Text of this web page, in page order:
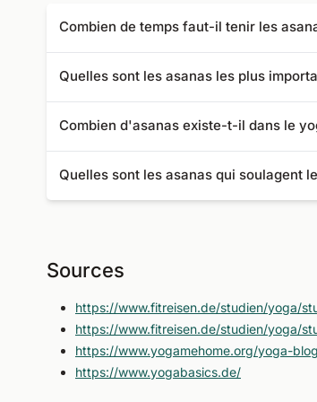
Combien de temps faut-il tenir les
Quelles sont les asanas les plus
Combien d'asanas existe-t-il dans le
Quelles sont les asanas qui soulagent
Sources
https://www.fitreisen.de/studien/yoga/
https://www.fitreisen.de/studien/yoga/
https://www.yogamehome.org/yoga-
https://www.yogabasics.de/